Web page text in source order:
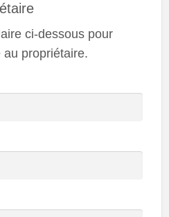
ci-dessous pour
propriétaire.